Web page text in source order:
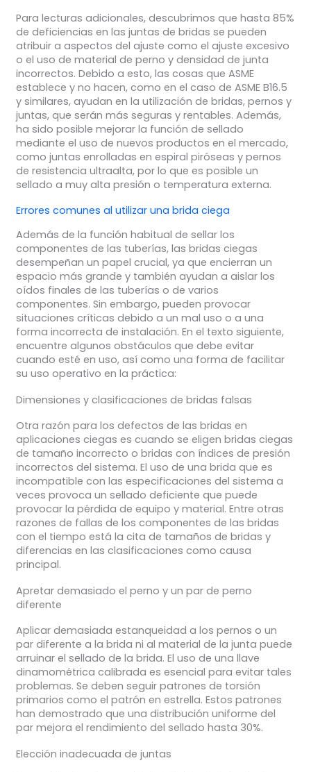
Para lecturas adicionales, descubrimos que hasta 85%
de deficiencias en las juntas de bridas se pueden
atribuir a aspectos del ajuste como el ajuste excesivo
o el uso de material de perno y densidad de junta
incorrectos. Debido a esto, las cosas que ASME
establece y no hacen, como en el caso de ASME B16.5
y similares, ayudan en la utilización de bridas, pernos y
juntas, que serán más seguras y rentables. Además,
ha sido posible mejorar la función de sellado
mediante el uso de nuevos productos en el mercado,
como juntas enrolladas en espiral piróseas y pernos
de resistencia ultraalta, por lo que es posible un
sellado a muy alta presión o temperatura externa.
Errores comunes al utilizar una brida ciega
Además de la función habitual de sellar los
componentes de las tuberías, las bridas ciegas
desempeñan un papel crucial, ya que encierran un
espacio más grande y también ayudan a aislar los
oídos finales de las tuberías o de varios
componentes. Sin embargo, pueden provocar
situaciones críticas debido a un mal uso o a una
forma incorrecta de instalación. En el texto siguiente,
encuentre algunos obstáculos que debe evitar
cuando esté en uso, así como una forma de facilitar
su uso operativo en la práctica:
Dimensiones y clasificaciones de bridas falsas
Otra razón para los defectos de las bridas en
aplicaciones ciegas es cuando se eligen bridas ciegas
de tamaño incorrecto o bridas con índices de presión
incorrectos del sistema. El uso de una brida que es
incompatible con las especificaciones del sistema a
veces provoca un sellado deficiente que puede
provocar la pérdida de equipo y material. Entre otras
razones de fallas de los componentes de las bridas
con el tiempo está la cita de tamaños de bridas y
diferencias en las clasificaciones como causa
principal.
Apretar demasiado el perno y un par de perno
diferente
Aplicar demasiada estanqueidad a los pernos o un
par diferente a la brida ni al material de la junta puede
arruinar el sellado de la brida. El uso de una llave
dinamométrica calibrada es esencial para evitar tales
problemas. Se deben seguir patrones de torsión
primarios como el patrón en estrella. Estos patrones
han demostrado que una distribución uniforme del
par mejora el rendimiento del sellado hasta 30%.
Elección inadecuada de juntas